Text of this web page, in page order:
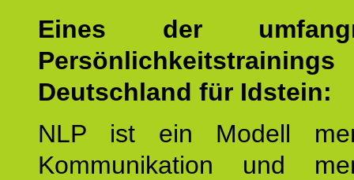
Eines der
Deutschland für Idstein:
NLP ist ein Modell
Kommunikation und